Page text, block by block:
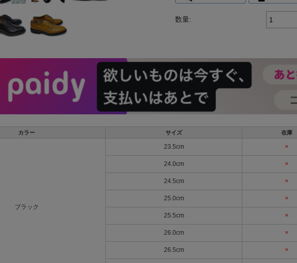
数量:
カラー サイズ 在庫
ブラック
23.5cm ×
24.0cm ×
24.5cm ×
25.0cm ×
25.5cm ×
26.0cm ×
26.5cm ×